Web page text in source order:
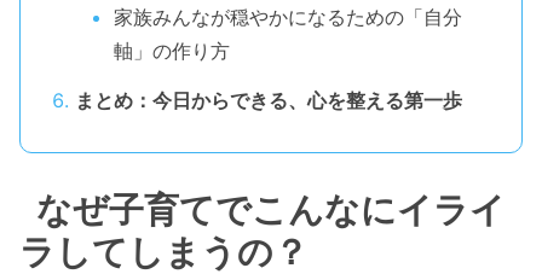
家族みんなが穏やかになるための「自分
軸」の作り方
まとめ：今日からできる、心を整える第一歩
なぜ子育てでこんなにイライ
ラしてしまうの？